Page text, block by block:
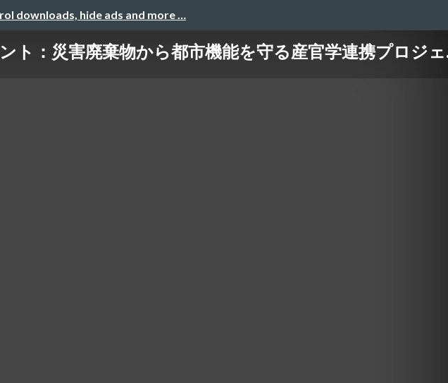
downloads, hide ads and more …
：災害廃棄物から都市機能を守る産官学連携プロジェ